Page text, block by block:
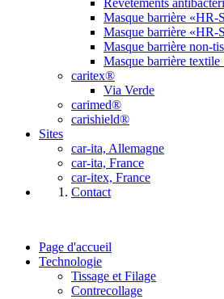
Revêtements
Masque barrière «HR-
Masque barrière «HR-
Masque barrière non-
Masque barrière
caritex®
Via Verde
carimed®
carishield®
Sites
car-ita, Allemagne
car-ita, France
car-itex, France
Contact
Page d'accueil
Technologie
Tissage et Filage
Contrecollage